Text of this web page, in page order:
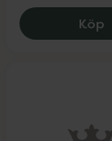
Köp